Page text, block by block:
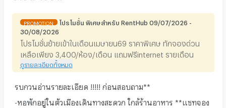
PROMOTION
โปรโมชั่น พิเศษสำหรับ RentHub 09/07/2026 -
30/08/2026
โปรโมชั่นย้ายเข้าในเดือนเมษายน69 ราคาพิเศษ ทักจองด่วน
เหลือเพียง 3,400/ห้อง/เดือน แถมฟรีinternet รายเดือน
ดูรายละเอียดทั้งหมด
รบกวนอ่านรายละเอียด !!!!! ก่อนสอบถาม**
-หอพักอยู่ในตัวเมืองเดินทางสะดวก ใกล้ร้านอาหาร **แชทจอง